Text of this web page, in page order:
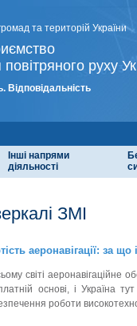
та територій України
руху
Відповідальність
Інші напрями
діяльності
ЗМІ
аеронавігації: за
світі аеронавігаційне
основі, і Україна
роботи